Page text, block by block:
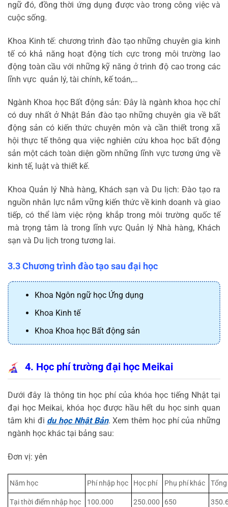
ngữ đó, đồng thời ứng dụng được vào trong công việc và
cuộc sống.
Khoa Kinh tế: chương trình đào tạo những chuyên gia kinh
tế có khả năng hoạt động tích cực trong môi trường lao
động toàn cầu với những kỹ năng ở trình độ cao trong các
lĩnh vực quản lý, tài chính, kế toán,…
Ngành Khoa học Bất động sản: Đây là ngành khoa học chỉ
có duy nhất ở Nhật Bản đào tạo những chuyên gia về bất
động sản có kiến thức chuyên môn và cần thiết trong xã
hội thực tế thông qua việc nghiên cứu khoa học bất động
sản một cách toàn diện gồm những lĩnh vực tương ứng về
kinh tế, luật và thiết kế.
Khoa Quản lý Nhà hàng, Khách sạn và Du lịch: Đào tạo ra
nguồn nhân lực nắm vững kiến thức về kinh doanh và giao
tiếp, có thể làm việc rộng khắp trong môi trường quốc tế
mà trọng tâm là trong lĩnh vực Quản lý Nhà hàng, Khách
sạn và Du lịch trong tương lai.
3.3 Chương trình đào tạo sau đại học
Khoa Ngôn ngữ học Ứng dụng
Khoa Kinh tế
Khoa Khoa học Bất động sản
4. Học phí trường đại học Meikai
Dưới đây là thông tin học phí của khóa học tiếng Nhật tại
đại học Meikai, khóa học được hầu hết du học sinh quan
tâm khi đi du học Nhật Bản. Xem thêm học phí của những
ngành học khác tại bảng sau:
Đơn vị: yên
Năm học Phí nhập học Học phí Phụ phí khác
Tại thời điểm nhập học 100.000 250.000 650